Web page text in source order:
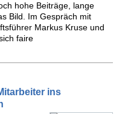
hohe Beiträge, lange
Bild. Im Gespräch mit
Markus Kruse und
faire
ins